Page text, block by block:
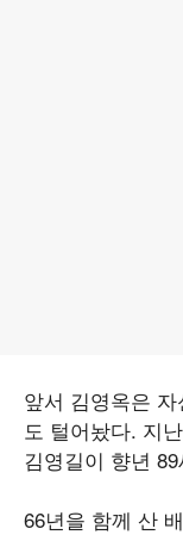
앞서 김영옥은
도 털어놨다. 지
김영길이 향년
66년을 함께 산